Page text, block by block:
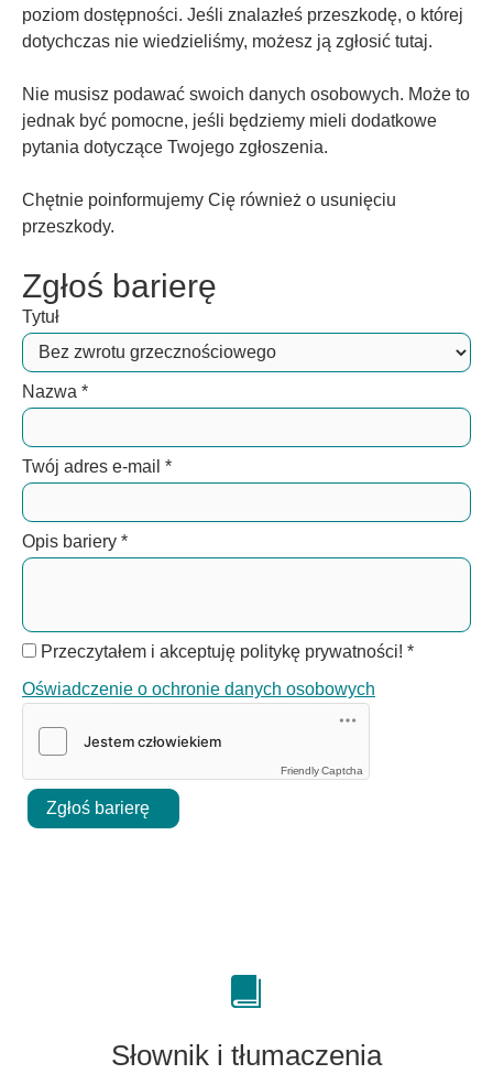
poziom dostępności. Jeśli znalazłeś przeszkodę, o której
dotychczas nie wiedzieliśmy, możesz ją zgłosić tutaj.
Nie musisz podawać swoich danych osobowych. Może to
jednak być pomocne, jeśli będziemy mieli dodatkowe
pytania dotyczące Twojego zgłoszenia.
Chętnie poinformujemy Cię również o usunięciu
przeszkody.
Zgłoś barierę
Tytuł
Nazwa *
Twój adres e-mail *
Opis bariery *
Przeczytałem i akceptuję politykę prywatności! *
Oświadczenie o ochronie danych osobowych
Friendly Captcha
Zgłoś barierę
Słownik i tłumaczenia